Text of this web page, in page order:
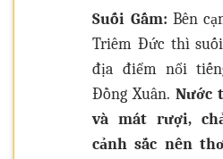
Suối Gấm: Bên
Triêm Đức thì
địa điểm nổi
Đồng Xuân.Nước
và mát rượi,
cảnh sắc nên